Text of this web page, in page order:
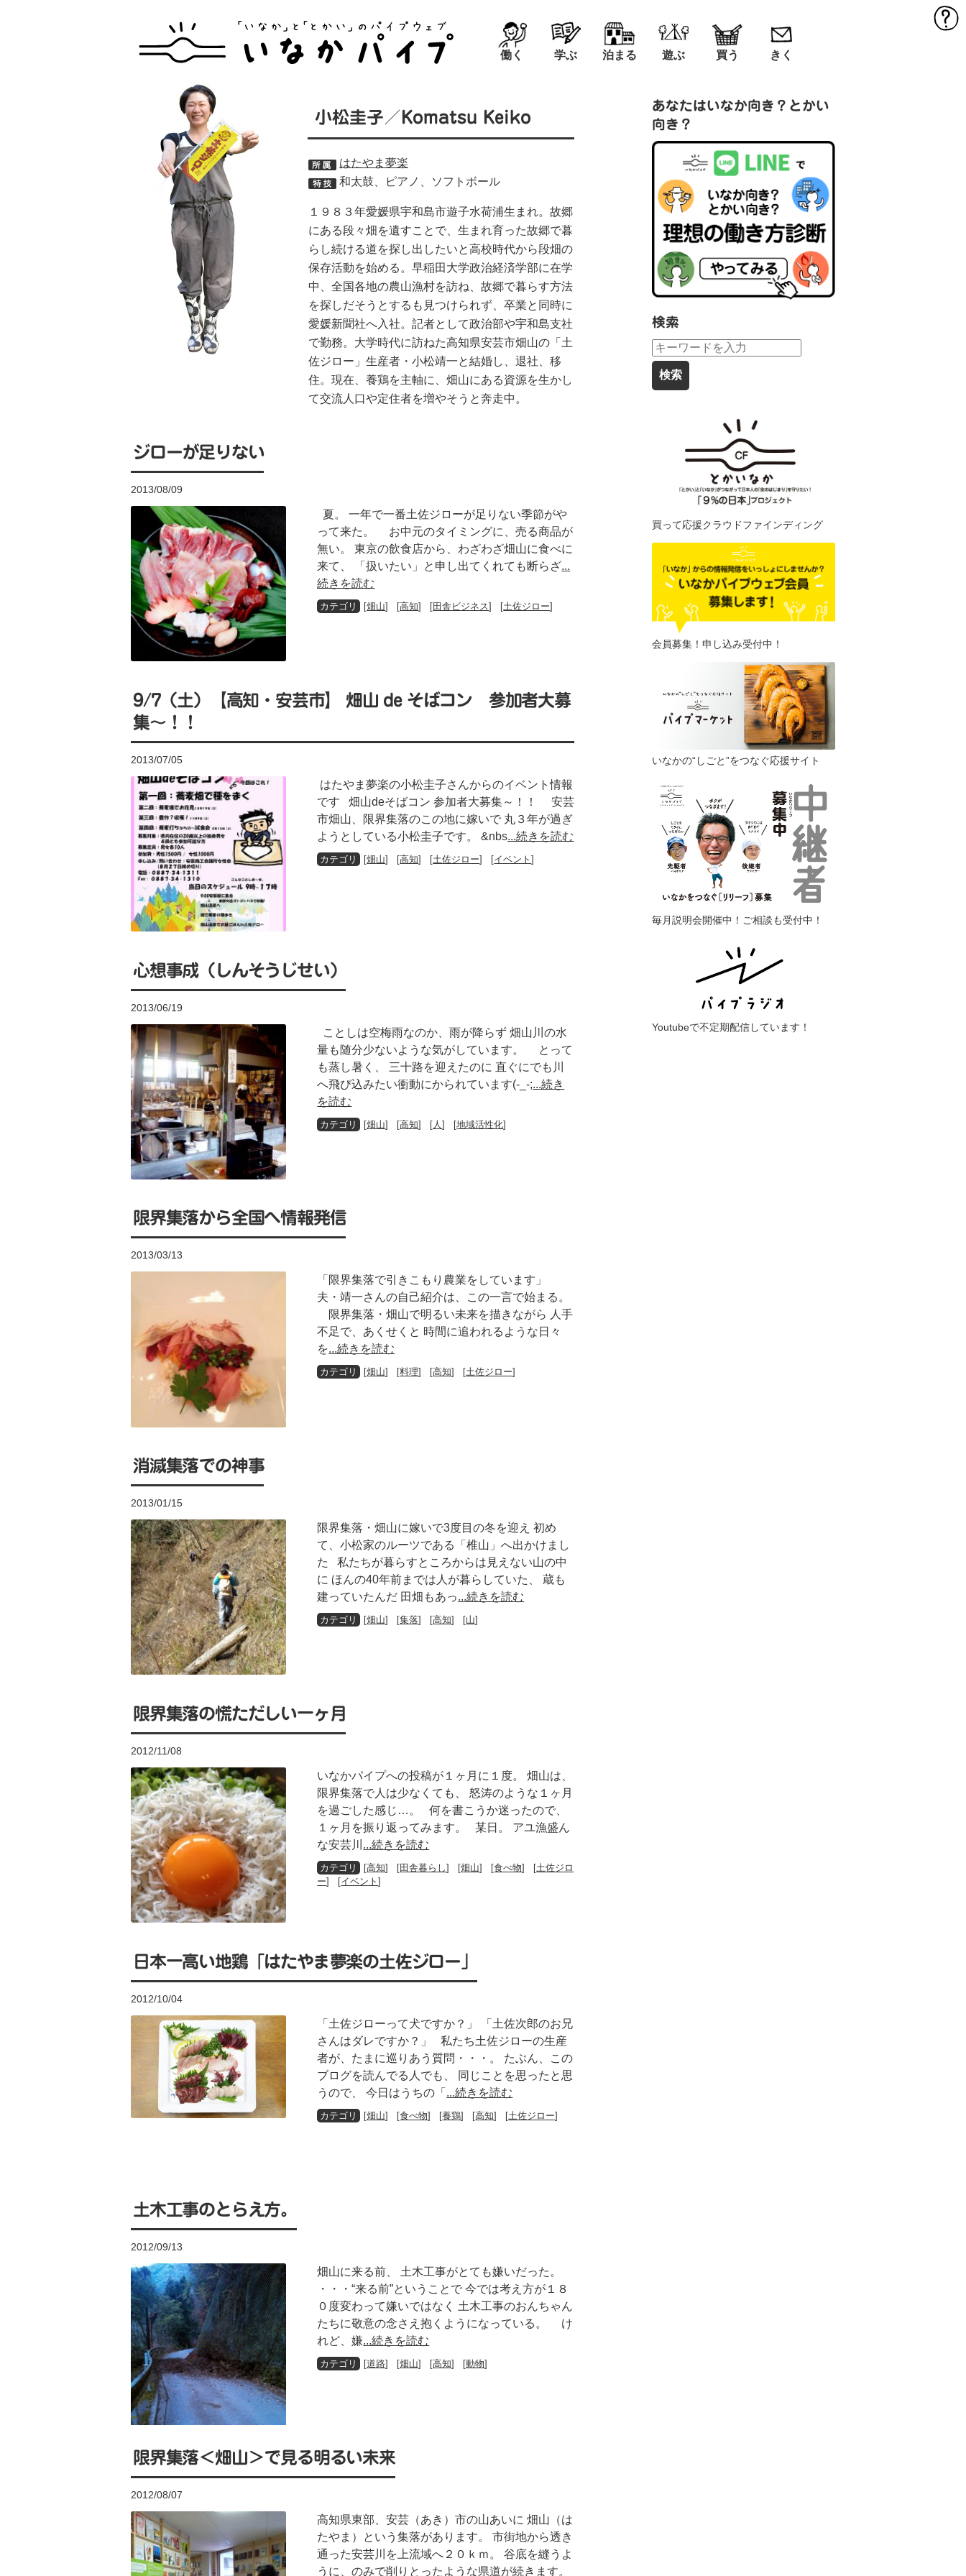
働く 学ぶ 泊まる 遊ぶ 買う きく
小松圭子／Komatsu Keiko
はたやま夢楽
和太鼓、ピアノ、ソフトボール
１９８３年愛媛県宇和島市遊子水荷浦生まれ。故郷
にある段々畑を遺すことで、生まれ育った故郷で暮
らし続ける道を探し出したいと高校時代から段畑の
保存活動を始める。早稲田大学政治経済学部に在学
中、全国各地の農山漁村を訪ね、故郷で暮らす方法
を探しだそうとするも見つけられず、卒業と同時に
愛媛新聞社へ入社。記者として政治部や宇和島支社
で勤務。大学時代に訪ねた高知県安芸市畑山の「土
佐ジロー」生産者・小松靖一と結婚し、退社、移
住。現在、養鶏を主軸に、畑山にある資源を生かし
て交流人口や定住者を増やそうと奔走中。
ジローが足りない
2013/08/09
夏。 一年で一番土佐ジローが足りない季節がや
って来た。 お中元のタイミングに、売る商品が
無い。 東京の飲食店から、わざわざ畑山に食べに
来て、 「扱いたい」と申し出てくれても断らざ...
続きを読む
[畑山] [高知] [田舎ビジネス] [土佐ジロー]
9/7（土）【高知・安芸市】 畑山 de そばコン 参加者大募
集～！！
2013/07/05
はたやま夢楽の小松圭子さんからのイベント情報
です 畑山deそばコン 参加者大募集～！！ 安芸
市畑山、限界集落のこの地に嫁いで 丸３年が過ぎ
ようとしている小松圭子です。 &nbs...続きを読む
[畑山] [高知] [土佐ジロー] [イベント]
心想事成（しんそうじせい）
2013/06/19
ことしは空梅雨なのか、雨が降らず 畑山川の水
量も随分少ないような気がしています。 とって
も蒸し暑く、 三十路を迎えたのに 直ぐにでも川
へ飛び込みたい衝動にかられています(-_-;...続き
を読む
[畑山] [高知] [ 人] [地域活性化]
限界集落から全国へ情報発信
2013/03/13
「限界集落で引きこもり農業をしています」
夫・靖一さんの自己紹介は、この一言で始まる。
限界集落・畑山で明るい未来を描きながら 人手
不足で、あくせくと 時間に追われるような日々
を...続きを読む
[畑山] [料理] [高知] [土佐ジロー]
消滅集落での神事
2013/01/15
限界集落・畑山に嫁いで3度目の冬を迎え 初め
て、小松家のルーツである「椎山」へ出かけまし
た 私たちが暮らすところからは見えない山の中
に ほんの40年前までは人が暮らしていた、 蔵も
建っていたんだ 田畑もあっ...続きを読む
[畑山] [集落] [高知] [山]
限界集落の慌ただしい一ヶ月
2012/11/08
いなかパイプへの投稿が１ヶ月に１度。 畑山は、
限界集落で人は少なくても、 怒涛のような１ヶ月
を過ごした感じ…。 何を書こうか迷ったので、
１ヶ月を振り返ってみます。 某日。 アユ漁盛ん
な安芸川 ...続きを読む
[高知] [田舎暮らし] [畑山] [食べ物] [土佐ジロ
ー] [イベント]
日本一高い地鶏「はたやま夢楽の土佐ジロー」
2012/10/04
「土佐ジローって犬ですか？」 「土佐次郎のお兄
さんはダレですか？」 私たち土佐ジローの生産
者が、たまに巡りあう質問・・・。 たぶん、この
ブログを読んでる人でも、 同じことを思ったと思
うので、 今日はうちの「 ...続きを読む
[畑山] [食べ物] [養鶏] [高知] [土佐ジロー]
土木工事のとらえ方。
2012/09/13
畑山に来る前、 土木工事がとても嫌いだった。
・・・“来る前”ということで 今では考え方が１８
０度変わって嫌いではなく 土木工事のおんちゃん
たちに敬意の念さえ抱くようになっている。 け
れど、嫌...続きを読む
[道路] [畑山] [高知] [動物]
限界集落＜畑山＞で見る明るい未来
2012/08/07
高知県東部、安芸（あき）市の山あいに 畑山（は
たやま）という集落があります。 市街地から透き
通った安芸川を上流域へ２０ｋｍ。 谷底を縫うよ
うに、のみで削りとったような県道が続きます。
あなたはいなか向き？とかい
向き？
検索
買って応援クラウドファインディング
会員募集！申し込み受付中！
いなかの“しごと”をつなぐ応援サイト
毎月説明会開催中！ご相談も受付中！
Youtubeで不定期配信しています！